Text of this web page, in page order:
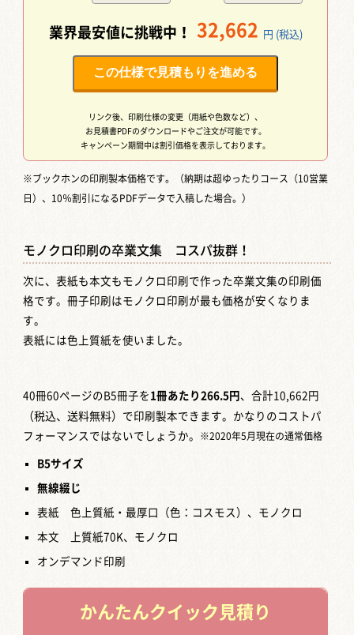
業界最安値に挑戦中！ 32,662 円 (税込)
この仕様で見積もりを進める
リンク後、印刷仕様の変更（用紙や色数など）、
お見積書PDFのダウンロードやご注文が可能です。
キャンペーン期間中は割引価格を表示しております。
※ブックホンの印刷製本価格です。（納期は超ゆったりコース（10営業
日）、10％割引になるPDFデータで入稿した場合。）
モノクロ印刷の卒業文集 コスパ抜群！
次に、表紙も本文もモノクロ印刷で作った卒業文集の印刷価
格です。冊子印刷はモノクロ印刷が最も価格が安くなりま
す。
表紙には色上質紙を使いました。
40冊60ページのB5冊子を 1冊あたり266.5円、合計10,662円
（税込、送料無料） で印刷製本できます。かなりのコストパ
フォーマンスではないでしょうか。
※2020年5月現在の通常価格
B5サイズ
無線綴じ
表紙 色上質紙・最厚口（色：コスモス）、モノクロ
本文 上質紙70K、モノクロ
オンデマンド印刷
かんたんクイック見積り